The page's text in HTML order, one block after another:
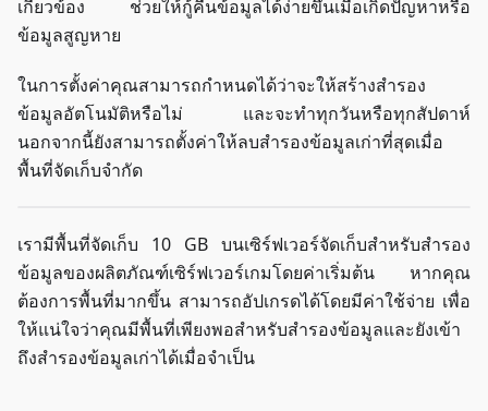
เกี่ยวข้อง ช่วยให้กู้คืนข้อมูลได้ง่ายขึ้นเมื่อเกิดปัญหาหรือ
ข้อมูลสูญหาย
ในการตั้งค่าคุณสามารถกำหนดได้ว่าจะให้สร้างสำรอง
ข้อมูลอัตโนมัติหรือไม่ และจะทำทุกวันหรือทุกสัปดาห์
นอกจากนี้ยังสามารถตั้งค่าให้ลบสำรองข้อมูลเก่าที่สุดเมื่อ
พื้นที่จัดเก็บจำกัด
เรามีพื้นที่จัดเก็บ 10 GB บนเซิร์ฟเวอร์จัดเก็บสำหรับสำรอง
ข้อมูลของผลิตภัณฑ์เซิร์ฟเวอร์เกมโดยค่าเริ่มต้น หากคุณ
ต้องการพื้นที่มากขึ้น สามารถอัปเกรดได้โดยมีค่าใช้จ่าย เพื่อ
ให้แน่ใจว่าคุณมีพื้นที่เพียงพอสำหรับสำรองข้อมูลและยังเข้า
ถึงสำรองข้อมูลเก่าได้เมื่อจำเป็น